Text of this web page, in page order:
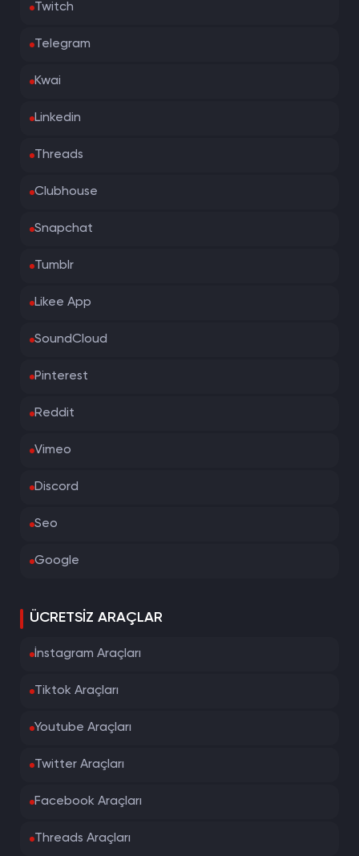
Twitch
Telegram
Kwai
Linkedin
Threads
Clubhouse
Snapchat
Tumblr
Likee App
SoundCloud
Pinterest
Reddit
Vimeo
Discord
Seo
Google
ÜCRETSIZ ARAÇLAR
İnstagram Araçları
Tiktok Araçları
Youtube Araçları
Twitter Araçları
Facebook Araçları
Threads Araçları